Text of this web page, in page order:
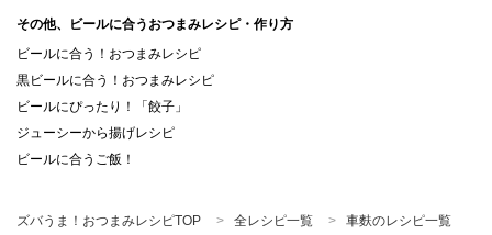
その他、ビールに合うおつまみレシピ・作り方
ビールに合う！おつまみレシピ
黒ビールに合う！おつまみレシピ
ビールにぴったり！「餃子」
ジューシーから揚げレシピ
ビールに合うご飯！
ズバうま！おつまみレシピTOP 全レシピ一覧
車麩のレシピ一覧